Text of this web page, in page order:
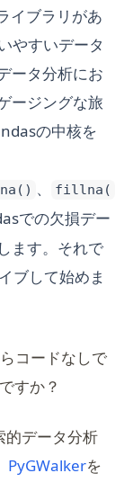
イブラリがあ
やすいデータ
ータ分析にお
ージングな旅
の中核を
、
fillna(
での欠損デー
ます。それで
ブして始めま
コードなしで
すか？
的データ分析
PyGWalkerを